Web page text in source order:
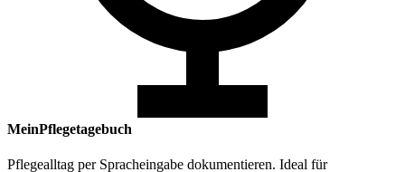
MeinPflegetagebuch
Pflegealltag per Spracheingabe dokumentieren. Ideal für